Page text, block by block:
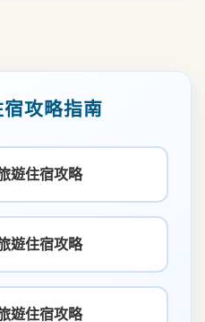
攻略指南
遊住宿攻略
遊住宿攻略
遊住宿攻略